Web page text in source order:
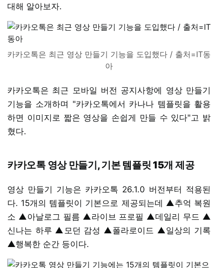
대해 알아보자.
카카오톡은 최근 영상 만들기 기능을 도입했다 / 출처=IT동
아
카카오톡은 최근 모바일 버전 공지사항에 영상 만들기
기능을 소개하며 "카카오톡에서 카나나 템플릿을 활용
하면 이미지로 짧은 영상을 손쉽게 만들 수 있다"고 밝
혔다.
카카오톡 영상 만들기, 기본 템플릿 15개 제공
영상 만들기 기능은 카카오톡 26.1.0 버전부터 적용된
다. 15개의 템플릿이 기본으로 제공되는데 ▲추억 복원
소 ▲아날로그 필름 ▲라이브 프로필 ▲데일리 무드 ▲
신나는 하루 ▲모던 감성 ▲폴라로이드 ▲일상의 기록
▲행복한 순간 등이다.